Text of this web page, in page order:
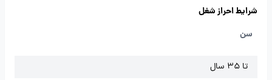
شرایط احراز شغل
سن
تا 35 سال